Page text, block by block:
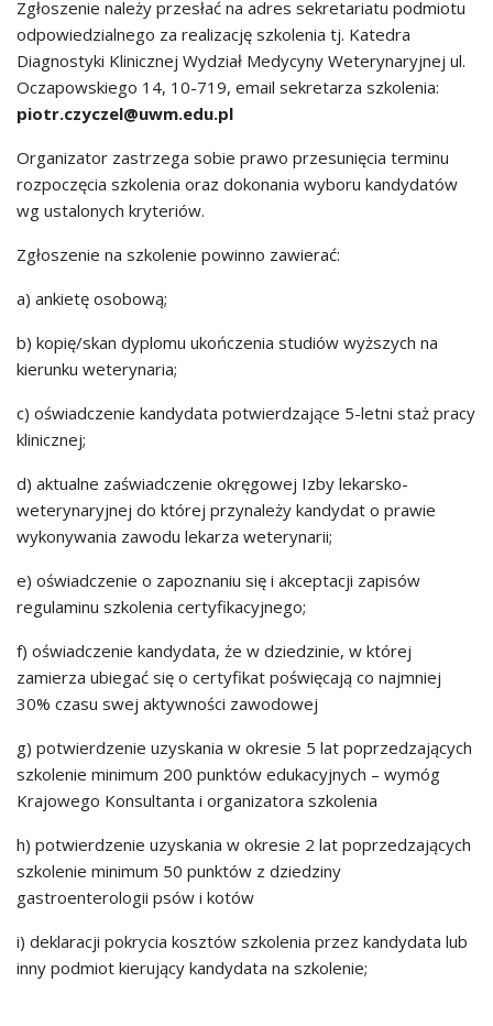
Zgłoszenie należy przesłać na adres sekretariatu podmiotu
odpowiedzialnego za realizację szkolenia tj. Katedra
Diagnostyki Klinicznej Wydział Medycyny Weterynaryjnej ul.
Oczapowskiego 14, 10-719, email sekretarza szkolenia:
piotr.czyczel@uwm.edu.pl
Organizator zastrzega sobie prawo przesunięcia terminu
rozpoczęcia szkolenia oraz dokonania wyboru kandydatów
wg ustalonych kryteriów.
Zgłoszenie na szkolenie powinno zawierać:
a) ankietę osobową;
b) kopię/skan dyplomu ukończenia studiów wyższych na
kierunku weterynaria;
c) oświadczenie kandydata potwierdzające 5-letni staż pracy
klinicznej;
d) aktualne zaświadczenie okręgowej Izby lekarsko-
weterynaryjnej do której przynależy kandydat o prawie
wykonywania zawodu lekarza weterynarii;
e) oświadczenie o zapoznaniu się i akceptacji zapisów
regulaminu szkolenia certyfikacyjnego;
f) oświadczenie kandydata, że w dziedzinie, w której
zamierza ubiegać się o certyfikat poświęcają co najmniej
30% czasu swej aktywności zawodowej
g) potwierdzenie uzyskania w okresie 5 lat poprzedzających
szkolenie minimum 200 punktów edukacyjnych – wymóg
Krajowego Konsultanta i organizatora szkolenia
h) potwierdzenie uzyskania w okresie 2 lat poprzedzających
szkolenie minimum 50 punktów z dziedziny
gastroenterologii psów i kotów
i) deklaracji pokrycia kosztów szkolenia przez kandydata lub
inny podmiot kierujący kandydata na szkolenie;